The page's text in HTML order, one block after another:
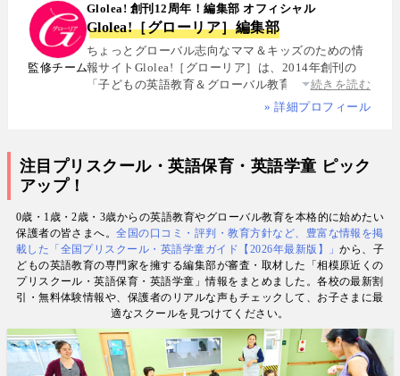
スペイン語・中国語・日本語の4言語を駆使し、世界
中の女性や母親と対話・取材を継続. 親子留学、バイ
リンガル育児、おうち英語、子どもオンライン英会
話に関する実体験に基づく信頼性の高い情報を発信
している. 著書に『子育てツイッター入門』ほか、日
経、AERA、NewsPicksなどでの寄稿・監修実績多数
監修チーム
Glolea! 創刊12周年！編集部 オフィシャル
Glolea!［グローリア］編集部
ちょっとグローバル志向なママ＆キッズのための情
報サイトGlolea!［グローリア］は、2014年創刊の
「子どもの英語教育＆グローバル教育」に特化した
専門メディア. 英語にはじめて触れるお子様から帰国
800名にグローバル教育を実践した英語学習コーチ.
で子育て中のワーキングママなど多様な専門家が多
数. 日経・AERA with kids・AERA・NewsPicks等の
情報提供・寄稿・監修実績も豊富な“世界と子どもの
未来をつなぐ情報ハブ”です。
続きを読む
» 詳細プロフィール
注目プリスクール・英語保育・英語学童 ピック
アップ！
0歳・1歳・2歳・3歳からの英語教育やグローバル教育を本格的に始めたい
保護者の皆さまへ。全国の口コミ・評判・教育方針など、豊富な情報を掲
載した「全国プリスクール・英語学童ガイド【2026年最新版】」から、子
どもの英語教育の専門家を擁する編集部が審査・取材した「相模原近くの
プリスクール・英語保育・英語学童」情報をまとめました。各校の最新割
引・無料体験情報や、保護者のリアルな声もチェックして、お子さまに最
適なスクールを見つけてください。